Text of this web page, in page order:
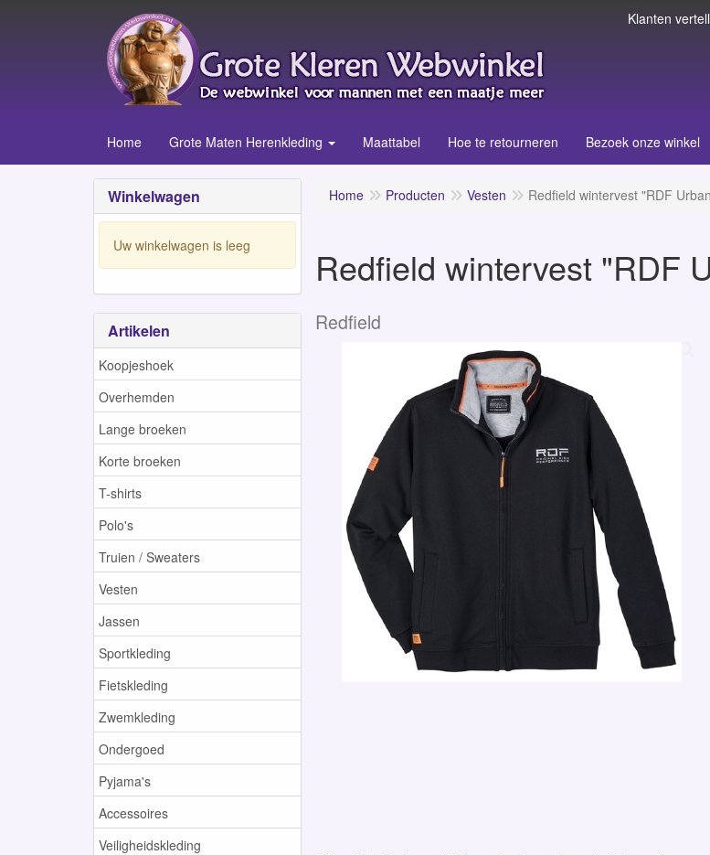
Klanten
Home Grote Maten Herenkleding Maattabel Hoe te retourneren Bezoek onze winkel
Winkelwagen
Uw winkelwagen is leeg
Artikelen
Koopjeshoek
Overhemden
Lange broeken
Korte broeken
T-shirts
Polo's
Truien / Sweaters
Vesten
Jassen
Sportkleding
Fietskleding
Zwemkleding
Ondergoed
Pyjama's
Accessoires
Veiligheidskleding
Home Producten Vesten Redfield wintervest "RDF
Redfield wintervest "RDF
Redfield